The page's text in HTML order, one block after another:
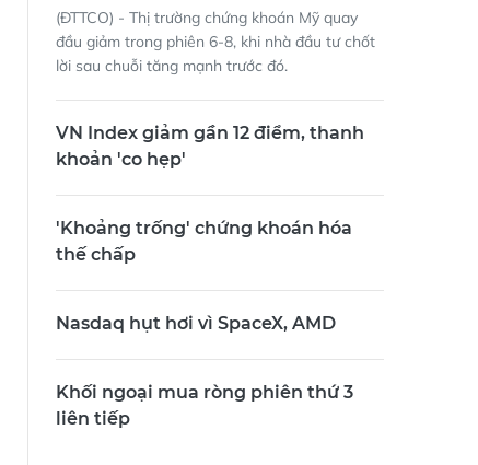
(ĐTTCO) - Thị trường chứng khoán Mỹ quay
đầu giảm trong phiên 6-8, khi nhà đầu tư chốt
lời sau chuỗi tăng mạnh trước đó.
VN Index giảm gần 12 điểm, thanh
khoản 'co hẹp'
'Khoảng trống' chứng khoán hóa
thế chấp
Nasdaq hụt hơi vì SpaceX, AMD
Khối ngoại mua ròng phiên thứ 3
liên tiếp